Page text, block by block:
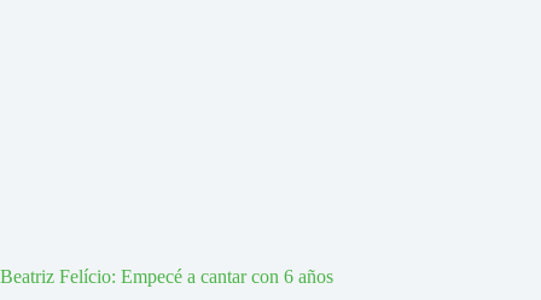
Beatriz Felício: Empecé a cantar con 6 años